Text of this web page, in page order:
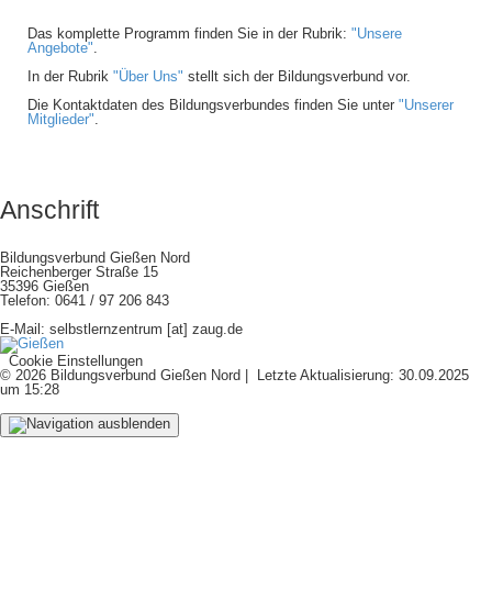
Das komplette Programm finden Sie in der Rubrik: "Unsere
Angebote"
In der Rubrik "Über Uns" stellt sich der Bildungsverbund vor.
Die Kontaktdaten des Bildungsverbundes finden Sie unter "Unserer
Mitglieder"
Anschrift
Bildungsverbund Gießen Nord
Reichenberger Straße 15
35396 Gießen
Telefon: 0641 / 97 206 843
E-Mail: selbstlernzentrum [at] zaug.de
Cookie Einstellungen
© 2026 Bildungsverbund Gießen Nord | Letzte Aktualisierung: 30.09.2025
um 15:28